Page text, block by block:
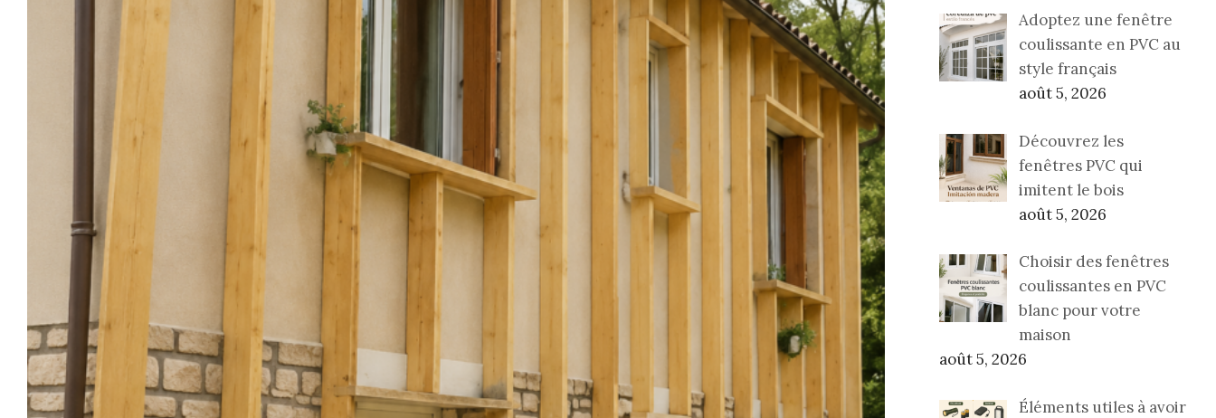
Adoptez une fenêtre
coulissante en PVC au
style français
août 5, 2026
Découvrez les
fenêtres PVC qui
imitent le bois
août 5, 2026
Choisir des fenêtres
coulissantes en PVC
blanc pour votre
maison
août 5, 2026
Éléments utiles à avoir